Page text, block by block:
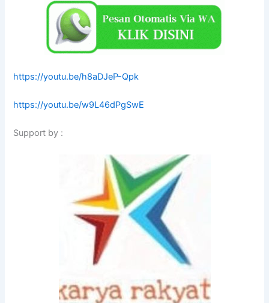
https://youtu.be/h8aDJeP-Qpk
https://youtu.be/w9L46dPgSwE
Support by :